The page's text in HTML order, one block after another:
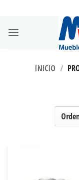
contenido
INICIO /